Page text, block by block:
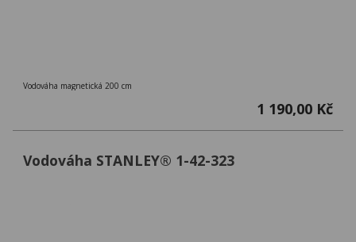
Vodováha magnetická 200 cm
1 190,00 Kč
Vodováha STANLEY® 1-42-323